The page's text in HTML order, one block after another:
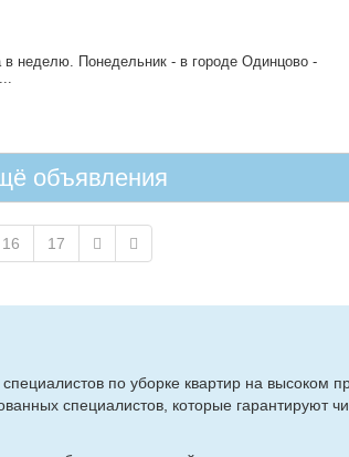
По­не­дель­ник - в го­ро­де Один­цо­во -
объявления
16 17
по убор­ке квар­тир на вы­со­ком
спе­ци­а­ли­стов, ко­то­рые га­ран­ти­ру­ют